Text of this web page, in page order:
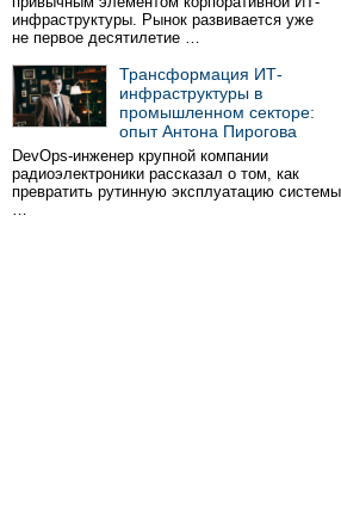
инфраструктуры. Рынок развивается уже
не первое десятилетие …
Трансформация ИТ-
инфраструктуры в
промышленном секторе:
опыт Антона Пирогова
DevOps-инженер крупной компании
радиоэлектроники рассказал о том, как
превратить рутинную эксплуатацию системы
…